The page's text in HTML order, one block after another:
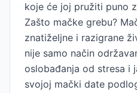
koje će joj pružiti puno
Zašto mačke grebu?
znatiželjne i razigrane
nije samo način
oslobađanja od stresa i
svojoj mački date